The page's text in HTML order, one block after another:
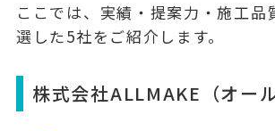
ここでは、実績・提案力・施工品
選した5社をご紹介します。
株式会社ALLMAKE（オー